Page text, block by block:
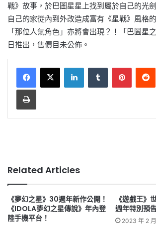
戰》故事，於巴圖星星上找到屬於自己的光
自己的家從內到外改造成富有《星戰》風格
「那位人氣角色」亦將會出現？！「巴圖星
日推出，售價目未公佈。
LinkedInTumblr Pinterest
Print
Related Articles
《夢幻之星》30週年新作公開！
《IDOLA夢幻之星傳說》年內登
陸手機平台！
《遊戲王》
週年特別預
2023 年 2